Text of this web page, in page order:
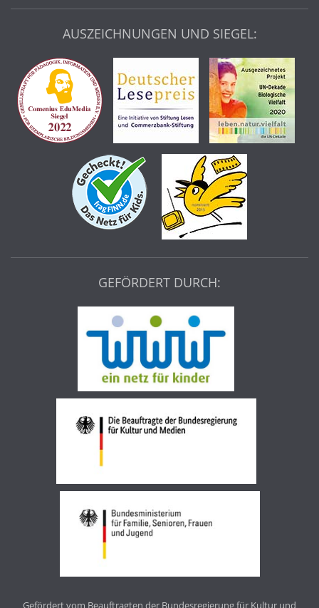
AUSZEICHNUNGEN UND SIEGEL:
GEFÖRDERT DURCH:
Gefördert vom Beauftragten der Bundesregierung für Kultur und